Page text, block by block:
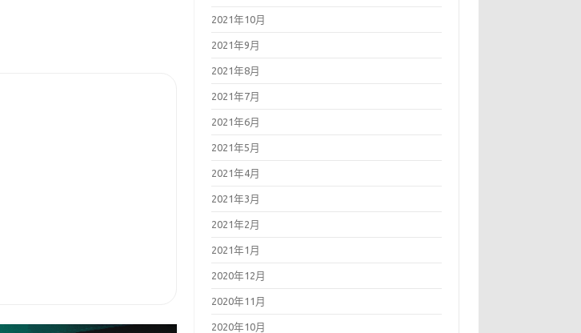
2021年10月
2021年9月
2021年8月
2021年7月
2021年6月
2021年5月
2021年4月
2021年3月
2021年2月
2021年1月
2020年12月
2020年11月
2020年10月